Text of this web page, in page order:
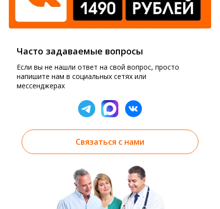
Часто задаваемые вопросы
Если вы не нашли ответ на свой вопрос, просто
напишите нам в социальных сетях или
мессенджерах
Связаться с нами